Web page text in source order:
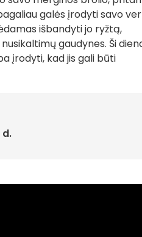
galės įrodyti savo
išbandyti jo ryžtą,
gaudynes. Ši
įrodyti, kad jis gali būti